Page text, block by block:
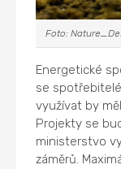
Foto:
Energetické
se
využívat by
Projekty se
ministerstvo
záměrů.